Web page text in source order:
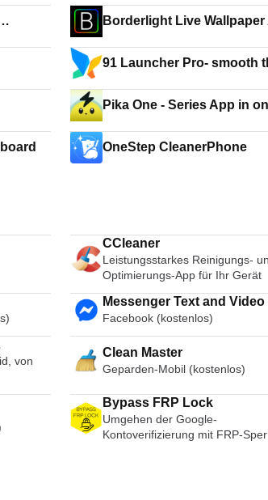
Borderlight Live Wallpaper
91 Launcher Pro- smooth
Pika One - Series App in
OneStep CleanerPhone
CCleaner
Leistungsstarkes Reinigungs-
Optimierungs-App für Ihr Gerät
Messenger Text and Video Chat
for Free
Facebook (kostenlos)
von
Clean Master
Geparden-Mobil (kostenlos)
Bypass FRP Lock
Umgehen der Google-
Kontoverifizierung mit FRP-